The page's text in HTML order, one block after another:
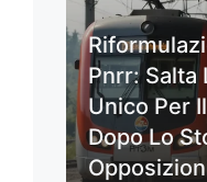
Pnrr: Salta
Unico Per
Dopo Lo